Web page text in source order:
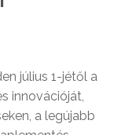
július 1-jétől a
innovációját,
a legújabb